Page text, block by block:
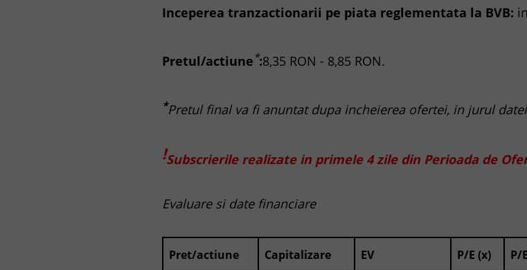
Inceperea tranzactionarii pe piata reglementata la BVB:
Pretul/actiune *:8,35 RON - 8,85 RON.
*Pretul final va fi anuntat dupa incheierea ofertei, in jurul datei
!Subscrierile realizate in primele 4 zile din Perioada de
Evaluare si date financiare
Pret/actiune Capitalizare EV P/E (x) P/